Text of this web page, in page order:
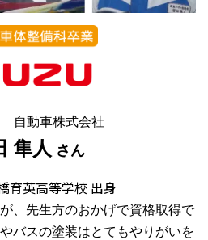
自動車株式会社
隼人 さん
育英高等学校 出身
、先生方のおかげで資格取得で
バスの塗装はとてもやりがいを